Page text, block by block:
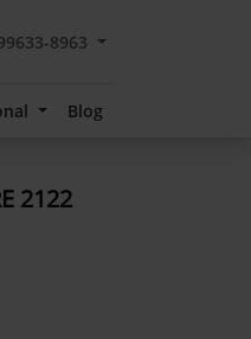
8963
Blog
2122